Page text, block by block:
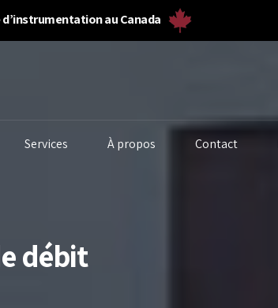
au Canada
Analyseurs de biogaz
Services À propos Contact
débit